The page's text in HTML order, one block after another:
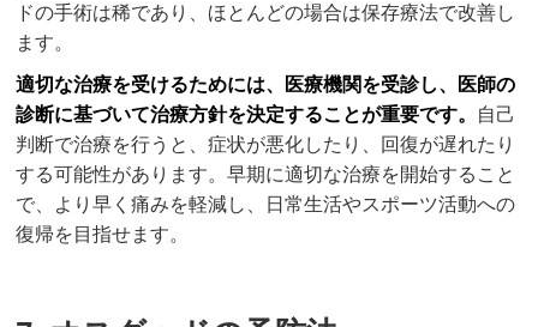
ドの手術は稀であり、ほとんどの場合は保存療法で改善し
ます。
適切な治療を受けるためには、医療機関を受診し、医師の
診断に基づいて治療方針を決定することが重要です。 自己
判断で治療を行うと、症状が悪化したり、回復が遅れたり
する可能性があります。早期に適切な治療を開始すること
で、より早く痛みを軽減し、日常生活やスポーツ活動への
復帰を目指せます。